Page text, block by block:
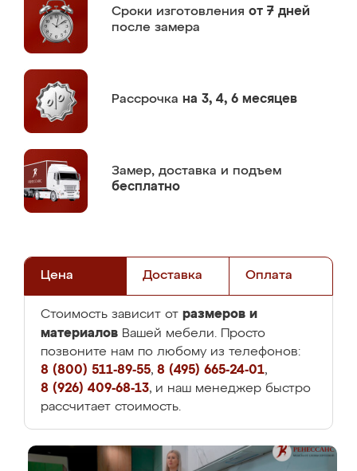
Сроки изготовления от 7 дней
после замера
Рассрочка на 3, 4, 6 месяцев
Замер, доставка и подъем
бесплатно
Цена Доставка Оплата
Стоимость зависит от размеров и
материалов Вашей мебели. Просто
позвоните нам по любому из телефонов:
8 (800) 511-89-55, 8 (495) 665-24-01,
8 (926) 409-68-13, и наш менеджер быстро
рассчитает стоимость.